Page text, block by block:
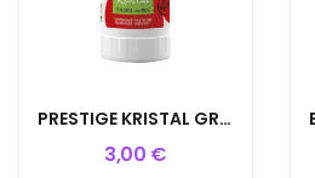
PRESTIGE KRISTAL GRIT ARENA ANIS 2KG
3,00 €